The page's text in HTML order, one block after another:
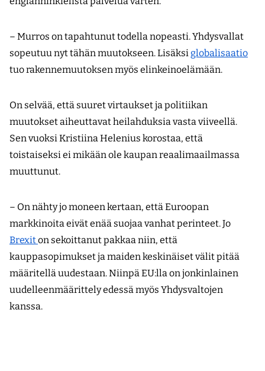
– Murros on tapahtunut todella nopeasti. Yhdysvallat
sopeutuu nyt tähän muutokseen. Lisäksiglobalisaatio
tuo rakennemuutoksen myös elinkeinoelämään.
On selvää, että suuret virtaukset ja politiikan
muutokset aiheuttavat heilahduksia vasta viiveellä.
Sen vuoksi Kristiina Helenius korostaa, että
toistaiseksi ei mikään ole kaupan reaalimaailmassa
muuttunut.
– On nähty jo moneen kertaan, että Euroopan
markkinoita eivät enää suojaa vanhat perinteet. Jo
Brexiton sekoittanut pakkaa niin, että
kauppasopimukset ja maiden keskinäiset välit pitää
määritellä uudestaan. Niinpä EU:lla on jonkinlainen
uudelleenmäärittely edessä myös Yhdysvaltojen
kanssa.